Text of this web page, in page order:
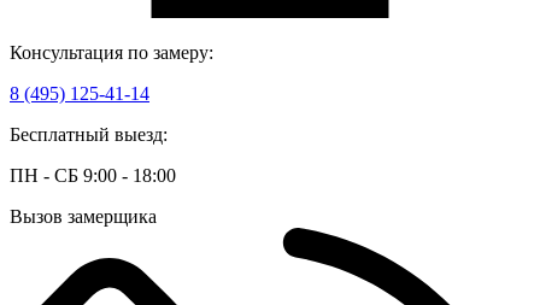
Консультация по замеру:
8 (495) 125-41-14
Бесплатный выезд:
ПН - СБ 9:00 - 18:00
Вызов замерщика